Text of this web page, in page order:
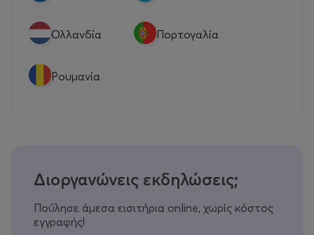
Ολλανδία Πορτογαλία
Ρουμανία
Διοργανώνεις εκδηλώσεις;
Πούλησε άμεσα εισιτήρια online, χωρίς κόστος
εγγραφής!